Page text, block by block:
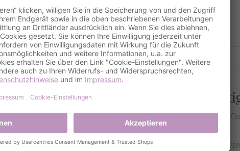
Details
- Stilvoll und
Hochzeit mit dem faszinierenden Rosenverzierung-Motiv.
Note. Mit dem Format 105x148mm bieten diese Karten,